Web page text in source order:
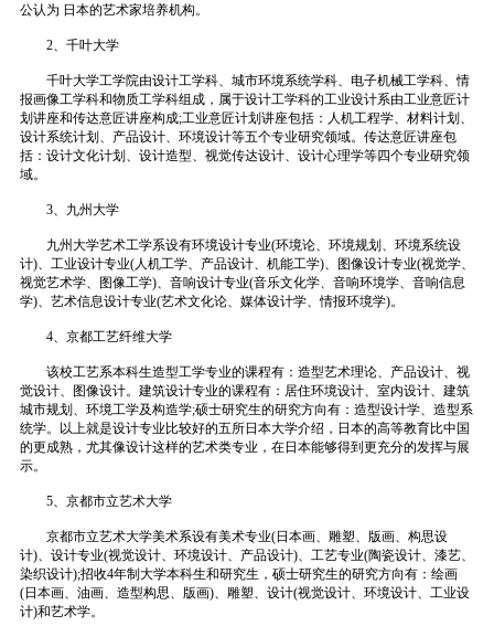
公认为 日本的艺术家培养机构。
2、千叶大学
千叶大学工学院由设计工学科、城市环境系统学科、电子机械工学科、情
报画像工学科和物质工学科组成，属于设计工学科的工业设计系由工业意匠计
划讲座和传达意匠讲座构成;工业意匠计划讲座包括：人机工程学、材料计划、
设计系统计划、产品设计、环境设计等五个专业研究领域。传达意匠讲座包
括：设计文化计划、设计造型、视觉传达设计、设计心理学等四个专业研究领
域。
3、九州大学
九州大学艺术工学系设有环境设计专业(环境论、环境规划、环境系统设
计)、工业设计专业(人机工学、产品设计、机能工学)、图像设计专业(视觉学、
视觉艺术学、图像工学)、音响设计专业(音乐文化学、音响环境学、音响信息
学)、艺术信息设计专业(艺术文化论、媒体设计学、情报环境学)。
4、京都工艺纤维大学
该校工艺系本科生造型工学专业的课程有：造型艺术理论、产品设计、视
觉设计、图像设计。建筑设计专业的课程有：居住环境设计、室内设计、建筑
城市规划、环境工学及构造学;硕士研究生的研究方向有：造型设计学、造型系
统学。以上就是设计专业比较好的五所日本大学介绍，日本的高等教育比中国
的更成熟，尤其像设计这样的艺术类专业，在日本能够得到更充分的发挥与展
示。
5、京都市立艺术大学
京都市立艺术大学美术系设有美术专业(日本画、雕塑、版画、构思设
计)、设计专业(视觉设计、环境设计、产品设计)、工艺专业(陶瓷设计、漆艺、
染织设计);招收4年制大学本科生和研究生，硕士研究生的研究方向有：绘画
(日本画、油画、造型构思、版画)、雕塑、设计(视觉设计、环境设计、工业设
计)和艺术学。